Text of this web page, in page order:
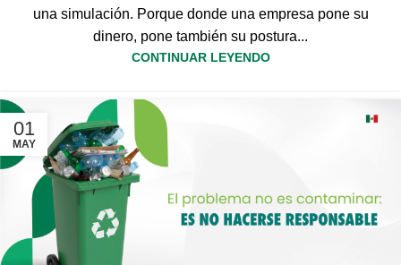
una simulación. Porque donde una empresa pone su
dinero, pone también su postura...
CONTINUAR LEYENDO
01
MAY